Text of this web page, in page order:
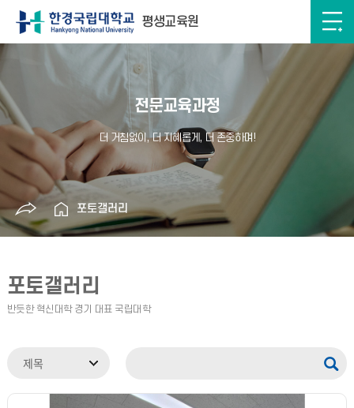
평생교육원
전문교육과정
포토갤러리
포토갤러리